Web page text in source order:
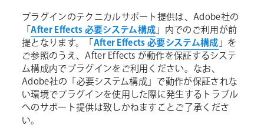
プラグインのテクニカルサポート提供は、Adobe社の
「After Effects 必要システム構成」内でのご利用が前
提となります。「 After Effects 必要システム構成」を
ご参照のうえ、After Effects が動作を保証するシステ
ム構成内でプラグインをご利用ください。なお、
Adobe社の「必要システム構成」で動作が保証されな
い環境でプラグインを使用した際に発生するトラブル
へのサポート提供は致しかねますことご了承くださ
い。